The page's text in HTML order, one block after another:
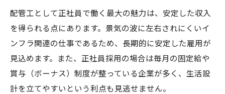
配管工として正社員で働く最大の魅力は、安定した収入
を得られる点にあります。景気の波に左右されにくいイ
ンフラ関連の仕事であるため、長期的に安定した雇用が
見込めます。また、正社員採用の場合は毎月の固定給や
賞与（ボーナス）制度が整っている企業が多く、生活設
計を立てやすいという利点も見逃せません。